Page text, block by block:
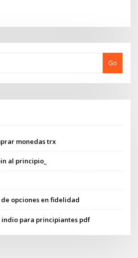
Go
monedas trx
al principio_
opciones en fidelidad
indio para principiantes pdf